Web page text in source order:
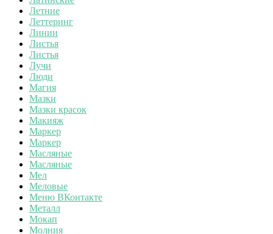
Летние
Леттеринг
Линии
Листья
Листья
Лучи
Люди
Магия
Мазки
Мазки красок
Макияж
Маркер
Маркер
Масляные
Масляные
Мел
Меловые
Меню ВКонтакте
Металл
Мокап
Молния